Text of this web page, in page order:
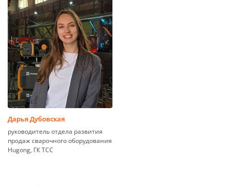
Дарья Дубовская
руководитель отдела развития
продаж сварочного оборудования
Hugong, ГК ТСС